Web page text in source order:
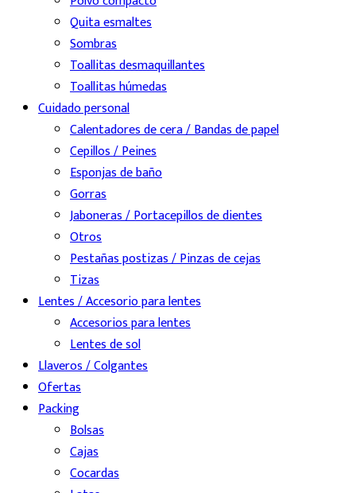
Quita esmaltes
Sombras
Toallitas desmaquillantes
Toallitas húmedas
Cuidado personal
Calentadores de cera / Bandas de papel
Cepillos / Peines
Esponjas de baño
Gorras
Jaboneras / Portacepillos de dientes
Otros
Pestañas postizas / Pinzas de cejas
Tizas
Lentes / Accesorio para lentes
Accesorios para lentes
Lentes de sol
Llaveros / Colgantes
Ofertas
Packing
Bolsas
Cajas
Cocardas